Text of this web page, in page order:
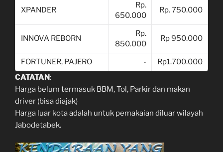
XPANDER
Rp.
650.000
Rp. 750.000
INNOVA REBORN
Rp.
850.000
Rp 950.000
FORTUNER, PAJERO -
Rp1.700.000
CATATAN:
Harga belum termasuk BBM, Tol, Parkir dan makan
driver (bisa diajak)
Harga luar kota adalah untuk pemakaian diluar wilayah
Jabodetabek.